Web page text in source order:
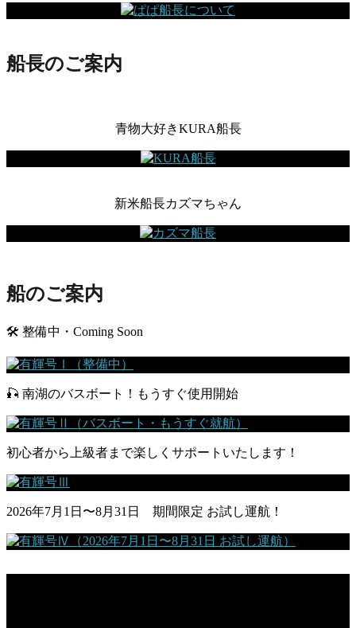
船長のご案内
青物大好きKURA船長
新米船長カズマちゃん
船のご案内
🛠 整備中・Coming Soon
🎣 南湖のバスボート！もうすぐ使用開始
初心者から上級者まで楽しくサポートいたします！
2026年7月1日〜8月31日 期間限定 お試し運航！